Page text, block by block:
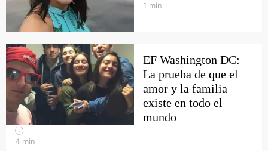
1 min
EF Washington DC:
La prueba de que el
amor y la familia
existe en todo el
mundo
4 min